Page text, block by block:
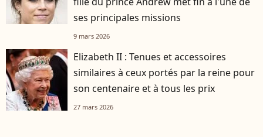
ses principales missions
9 mars 2026
Elizabeth II : Tenues et accessoires
similaires à ceux portés par la reine pour
son centenaire et à tous les prix
27 mars 2026